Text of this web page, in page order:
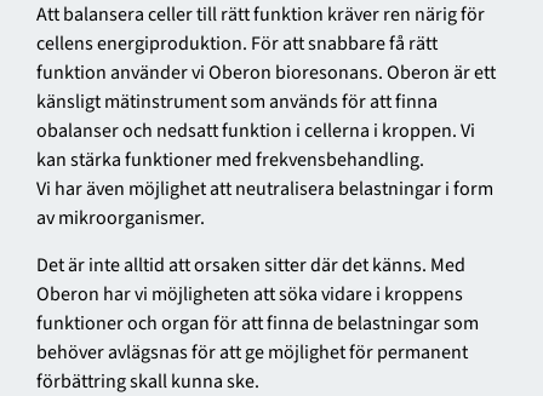
Att balansera celler till rätt funktion kräver ren närig för
cellens energiproduktion. För att snabbare få rätt
funktion använder vi Oberon bioresonans. Oberon är ett
känsligt mätinstrument som används för att finna
obalanser och nedsatt funktion i cellerna i kroppen. Vi
kan stärka funktioner med frekvensbehandling.
Vi har även möjlighet att neutralisera belastningar i form
av mikroorganismer.
Det är inte alltid att orsaken sitter där det känns. Med
Oberon har vi möjligheten att söka vidare i kroppens
funktioner och organ för att finna de belastningar som
behöver avlägsnas för att ge möjlighet för permanent
förbättring skall kunna ske.